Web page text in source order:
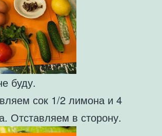
буду.
сок 1/2 лимона и 4
Отставляем в сторону.